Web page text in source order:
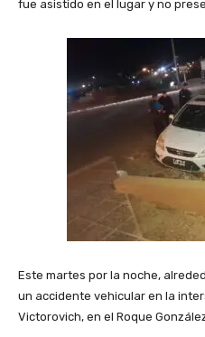
fue asistido en el lugar y no
Este martes por la noche,
un accidente vehicular en la
Victorovich, en el Roque